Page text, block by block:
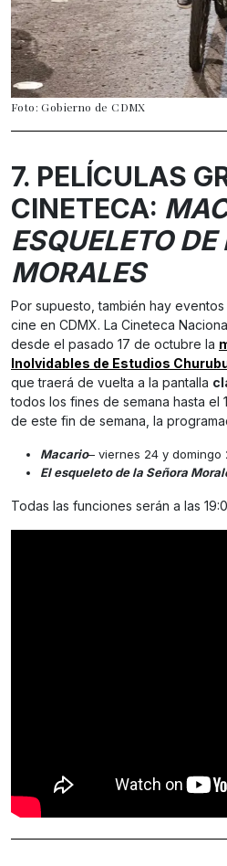
Foto: Gobierno de CDMX
7. PELÍCULAS
CINETECA:
ESQUELETO
MORALES
Por supuesto, también hay
cine en CDMX. La Cineteca
desde el pasado 17 de octubre la
Inolvidables de Estudios
que traerá de vuelta a la pantalla
todos los fines de semana hasta el
de este fin de semana, la
Macario– viernes 24 y domingo
El esqueleto de la Señora
Todas las funciones serán a las